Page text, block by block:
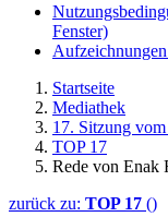
Fenster)
Startseite
Mediathek
17. Sitzung
TOP 17
Rede von Enak
zurück zu: TOP 17 ()